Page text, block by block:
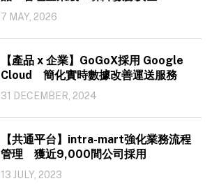
7 MAY, 2026
【產品 x 企業】GoGoX採用 Google
Cloud 簡化實時數據改善運送服務
31 DECEMBER, 2024
【共通平台】intra-mart強化業務流程
管理 獲近9,000間公司採用
13 JULY, 2023